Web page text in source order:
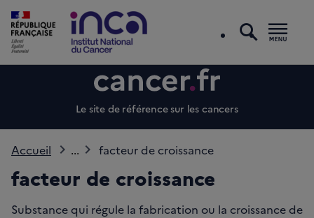
Le site de référence sur les cancers
Accueil ... facteur de croissance
facteur de croissance
Substance qui régule la fabrication ou la croissance de